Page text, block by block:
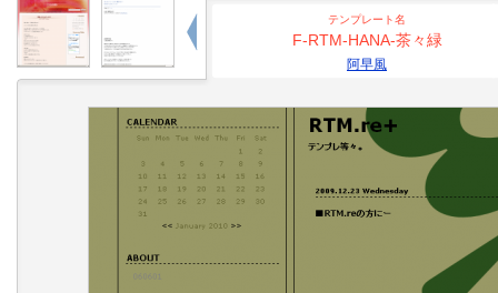
テンプレート名
F-RTM-HANA-茶々緑
阿早風